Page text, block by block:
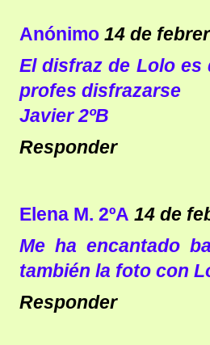
Anónimo 14 de
El disfraz de Lolo es
profes disfrazarse
Javier 2ºB
Responder
Elena M. 2ºA 14 de
Me ha encantado
también la foto con
Responder